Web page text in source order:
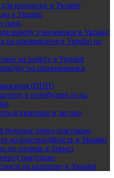
прописки в Україні
в Україні
день
шлюбу з іноземцем в Україні
на проживання в Україні на
на роботу в Україні
на проживання в
(ПНП)
в новобудові та на
квартира в заставі,
будинок перед покупкою
на благонадійність в Україні
це означає в бізнесі
покупкою
на квартиру в Україні